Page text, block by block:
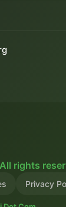
rights
Privacy